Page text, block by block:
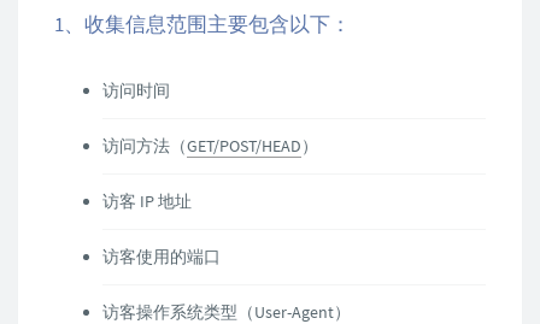
1、收集信息范围主要包含以下：
访问时间
访问方法（GET/POST/HEAD）
访客 IP 地址
访客使用的端口
访客操作系统类型（User-Agent）